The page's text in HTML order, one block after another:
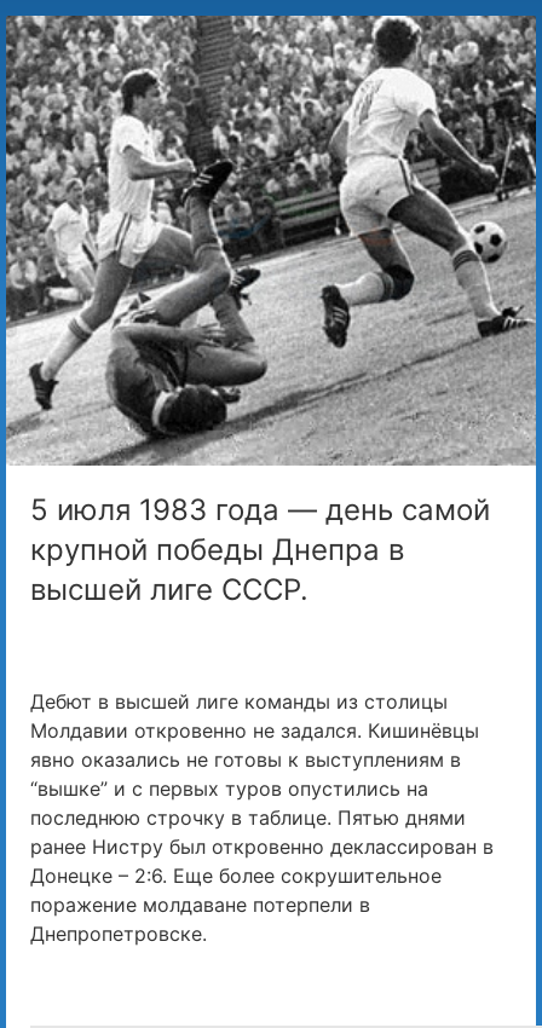
5 июля 1983 года — день самой
крупной победы Днепра в
высшей лиге СССР.
Дебют в высшей лиге команды из столицы
Молдавии откровенно не задался. Кишинёвцы
явно оказались не готовы к выступлениям в
“вышке” и с первых туров опустились на
последнюю строчку в таблице. Пятью днями
ранее Нистру был откровенно деклассирован в
Донецке – 2:6. Еще более сокрушительное
поражение молдаване потерпели в
Днепропетровске.